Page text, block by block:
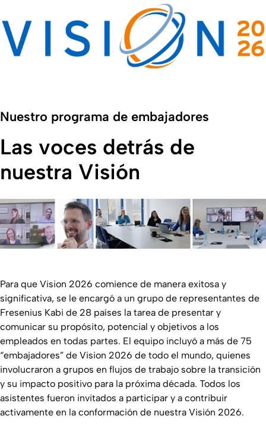
Nuestro programa de embajadores
Las voces detrás de
nuestra Visión
Para que Vision 2026 comience de manera exitosa y
significativa, se le encargó a un grupo de representantes de
Fresenius Kabi de 28 países la tarea de presentar y
comunicar su propósito, potencial y objetivos a los
empleados en todas partes. El equipo incluyó a más de 75
“embajadores” de Vision 2026 de todo el mundo, quienes
involucraron a grupos en flujos de trabajo sobre la transición
y su impacto positivo para la próxima década. Todos los
asistentes fueron invitados a participar y a contribuir
activamente en la conformación de nuestra Visión 2026.